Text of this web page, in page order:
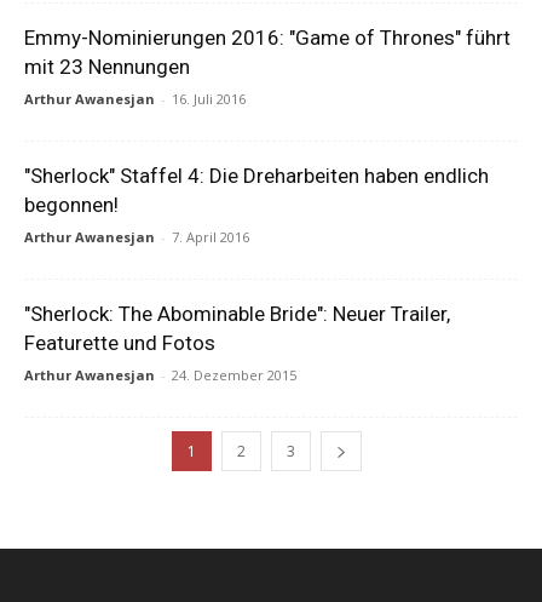
Emmy-Nominierungen 2016: "Game of Thrones" führt
mit 23 Nennungen
Arthur Awanesjan - 16. Juli 2016
"Sherlock" Staffel 4: Die Dreharbeiten haben endlich
begonnen!
Arthur Awanesjan - 7. April 2016
"Sherlock: The Abominable Bride": Neuer Trailer,
Featurette und Fotos
Arthur Awanesjan - 24. Dezember 2015
1 2 3